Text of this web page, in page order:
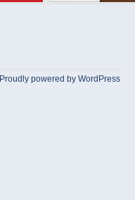
Proudly powered by WordPress